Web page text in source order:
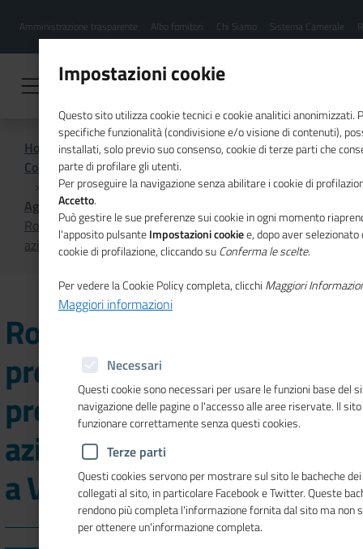
contenuto
Menu
hamburgher
Amministrazione trasparente Albo fornitori Chi Siamo Sistema Camerale
Home
Comunicazione istituzionale per il sistema camerale
Agenda
Roadshow di presentazione del progetto open data
aziende confiscate: tappa a Vibo Valentia
Roadshow di
presentazione del
progetto open data
aziende confiscate: tappa
a Vibo Valentia
Impostazioni cookie
Questo sito utilizza cookie tecnici e cookie analitici anonimizzati.
specifiche funzionalità (condivisione e/o visione di contenuti),
installati, solo previo suo consenso, cookie di terze parti che
parte di profilare gli utenti.
Per proseguire la navigazione senza abilitare i cookie di
Accetto.
Può gestire le sue preferenze sui cookie in ogni momento
l'apposito pulsanteImpostazioni cookiee, dopo aver
cookie di profilazione, cliccando suConferma le scelte.
Per vedere la Cookie Policy completa, clicchi Maggiori
Maggiori informazioni
Necessari
Questi cookie sono necessari per usare le funzioni base del
navigazione delle pagine o l'accesso alle aree riservate. Il
funzionare correttamente senza questi cookies.
Terze parti
Questi cookies servono per mostrare sul sito le bacheche
collegati al sito, in particolare Facebook e Twitter. Queste
rendono più completa l'informazione fornita dal sito ma non
per ottenere un'informazione completa.